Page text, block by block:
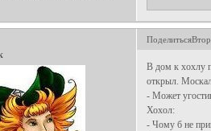
Поделиться
В дом к хохлу
открыл.
- Может
Хохол:
- Чому б не